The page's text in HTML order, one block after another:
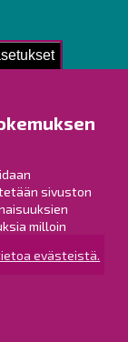
sivuston
milloin
evästeistä.